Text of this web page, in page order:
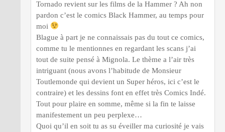
Tornado revient sur les films de la Hammer ? Ah non
pardon c’est le comics Black Hammer, au temps pour
moi
Blague à part je ne connaissais pas du tout ce comics,
comme tu le mentionnes en regardant les scans j’ai
tout de suite pensé à Mignola. Le thème a l’air très
intriguant (nous avons l’habitude de Monsieur
Toutlemonde qui devient un Super héros, ici c’est le
contraire) et les dessins font en effet très Comics Indé.
Tout pour plaire en somme, même si la fin te laisse
manifestement un peu perplexe…
Quoi qu’il en soit tu as su éveiller ma curiosité je vais